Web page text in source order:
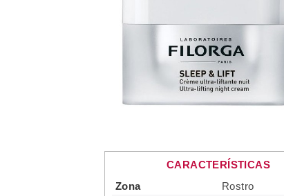
CARACTERÍSTICAS
Zona
Rostro